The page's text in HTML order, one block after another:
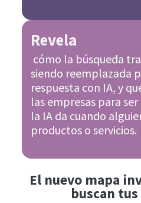
Revela
cómo la búsqueda
siendo reemplazada
respuesta con IA, y
las empresas para
la IA da cuando
productos o servicios.
El nuevo mapa
buscan